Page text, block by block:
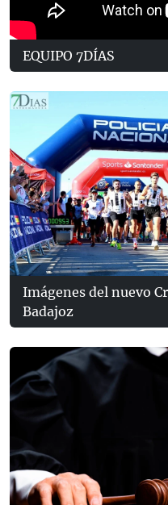
EQUIPO 7DÍAS
Imágenes del nuevo
Badajoz